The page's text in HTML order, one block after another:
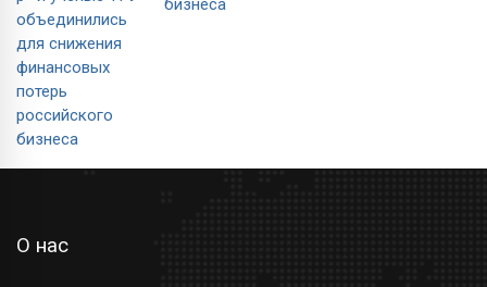
бизнеса
О нас